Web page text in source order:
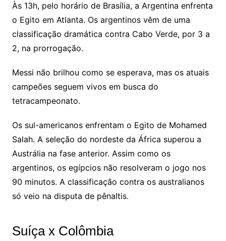
Às 13h, pelo horário de Brasília, a Argentina enfrenta
o Egito em Atlanta. Os argentinos vêm de uma
classificação dramática contra Cabo Verde, por 3 a
2, na prorrogação.
Messi não brilhou como se esperava, mas os atuais
campeões seguem vivos em busca do
tetracampeonato.
Os sul-americanos enfrentam o Egito de Mohamed
Salah. A seleção do nordeste da África superou a
Austrália na fase anterior. Assim como os
argentinos, os egípcios não resolveram o jogo nos
90 minutos. A classificação contra os australianos
só veio na disputa de pênaltis.
Suíça x Colômbia